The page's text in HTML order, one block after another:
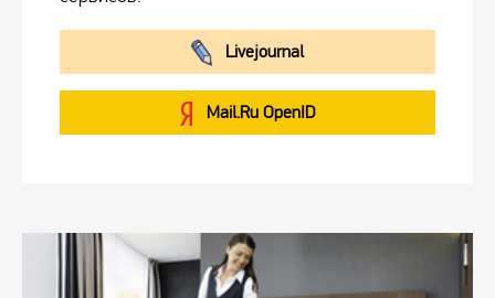
Livejournal
Mail.Ru OpenID